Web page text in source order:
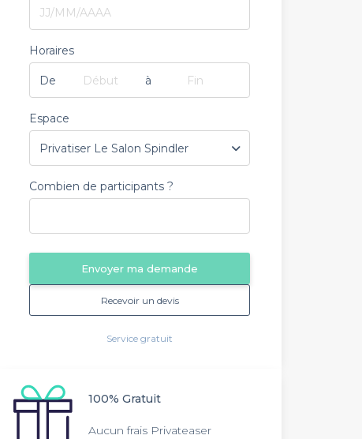
Horaires
De Début à Fin
Espace
Combien de participants ?
Envoyer ma demande
Recevoir un devis
Service gratuit
100% Gratuit
Aucun frais Privateaser